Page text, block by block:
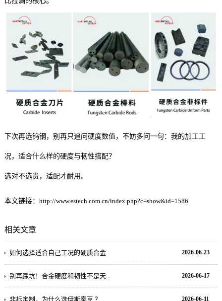
下次再选钨钢，别再只追问硬度数值，不妨多问一句：我的加工工
况，适合什么样的硬度与韧性搭配？
选对不选贵，适配才耐用。
本文链接： http://www.estech.com.cn/index.php?c=show&id=1586
相关文章
2026-06-23
如何选择适合自己工况的硬质合金
2026-06-17
别再踩坑！合金硬度和韧性不是天...
2026-06-11
非标定制，为什么选伊斯泰克 ？